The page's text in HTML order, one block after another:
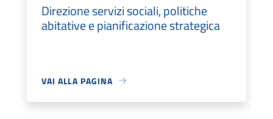
Direzione servizi sociali, politiche
abitative e pianificazione strategica
VAI ALLA PAGINA